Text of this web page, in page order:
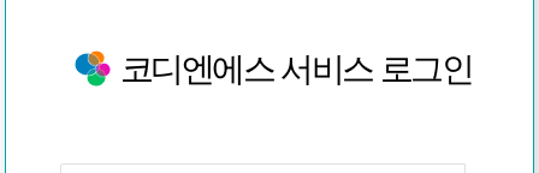
코디엔에스 서비스 로그인